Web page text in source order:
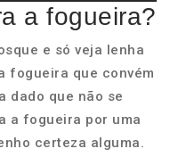
a fogueira?
e só veja lenha
fogueira que convém
dado que não se
a fogueira por uma
certeza alguma.